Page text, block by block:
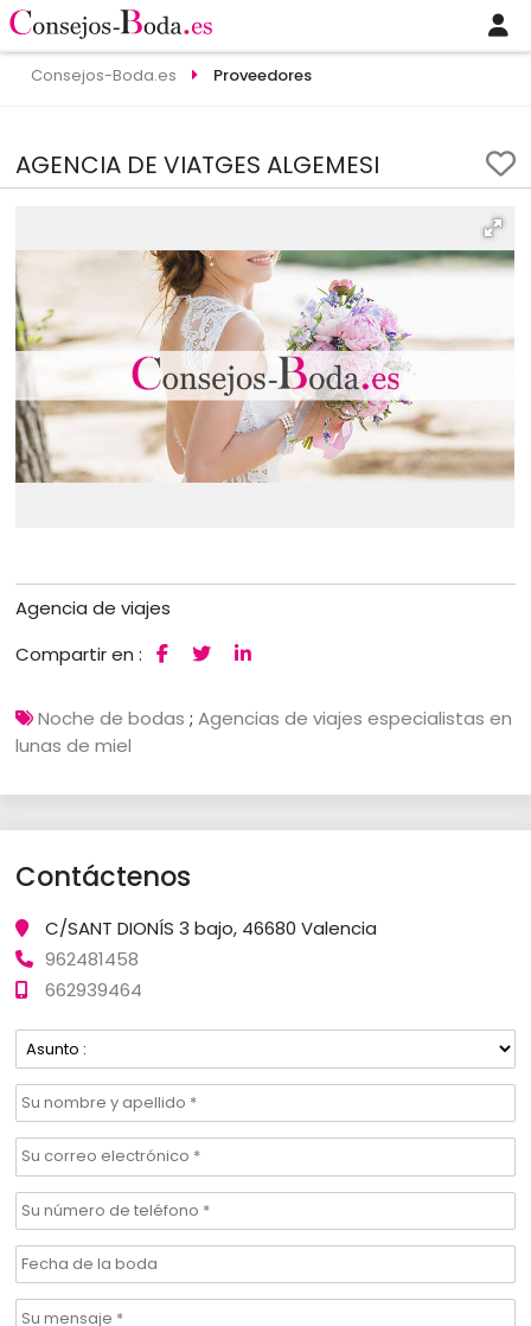
Consejos-Boda.es Proveedores
AGENCIA DE VIATGES ALGEMESI
Agencia de viajes
Compartir en :
Noche de bodas ;Agencias de viajes especialistas en
lunas de miel
Contáctenos
C/SANT DIONÍS 3 bajo, 46680 Valencia
962481458
662939464